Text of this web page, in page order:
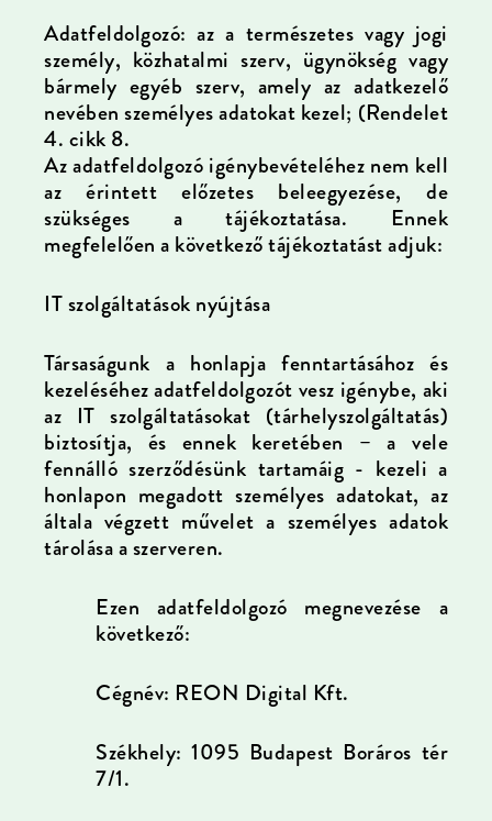
Adatfeldolgozó: az a természetes vagy jogi
személy, közhatalmi szerv, ügynökség vagy
bármely egyéb szerv, amely az adatkezelő
nevében személyes adatokat kezel; (Rendelet
4. cikk 8.
Az adatfeldolgozó igénybevételéhez nem kell
az érintett előzetes beleegyezése, de
szükséges a tájékoztatása. Ennek
megfelelően a következő tájékoztatást adjuk:
IT szolgáltatások nyújtása
Társaságunk a honlapja fenntartásához és
kezeléséhez adatfeldolgozót vesz igénybe, aki
az IT szolgáltatásokat (tárhelyszolgáltatás)
biztosítja, és ennek keretében – a vele
fennálló szerződésünk tartamáig - kezeli a
honlapon megadott személyes adatokat, az
általa végzett művelet a személyes adatok
tárolása a szerveren.
Ezen adatfeldolgozó megnevezése a
következő:
Cégnév: REON Digital Kft.
Székhely: 1095 Budapest Boráros tér
7/1.